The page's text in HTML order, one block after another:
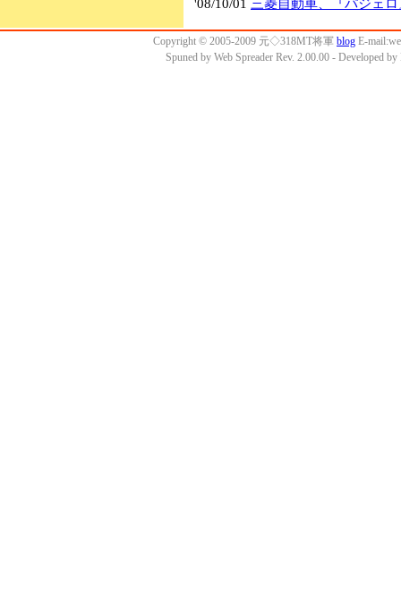
'08/10/01 三菱自動車、『パジェ
Copyright © 2005-2009 元◇318MT将軍 blog E-
Spuned by Web Spreader Rev. 2.00.00 - Developed